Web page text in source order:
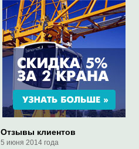
Отзывы клиентов
5 июня 2014 года